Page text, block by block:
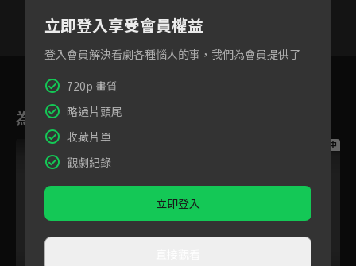
為您推薦
跟播中 跟播中
立即登入享受會員權益
登入會員解決看劇各種惱人的事，我們為會員提供了
720p 畫質
略過片頭尾
收藏片單
觀劇紀錄
立即登入